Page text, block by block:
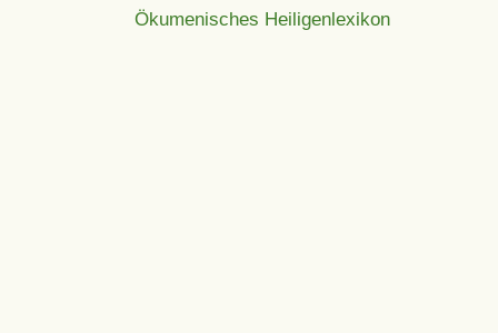
Ökumenisches Heiligenlexikon